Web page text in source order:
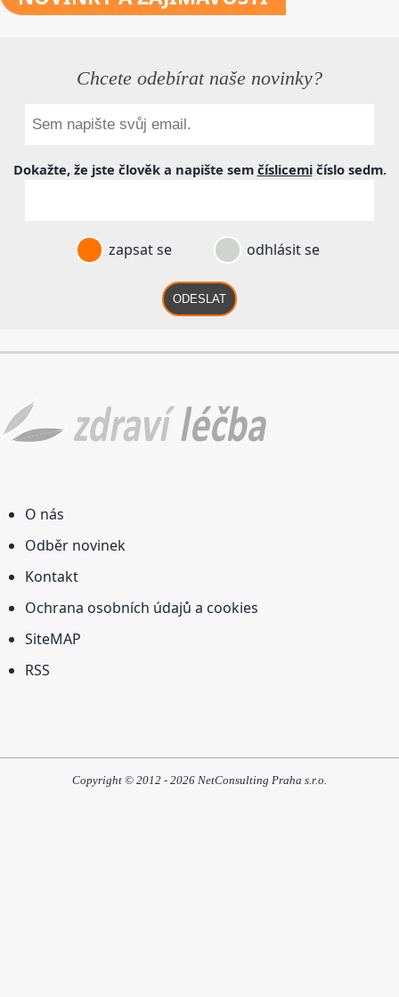
Chcete odebírat naše novinky?
Dokažte, že jste člověk a napište sem číslicemičíslo sedm.
zapsat se odhlásit se
ODESLAT
O nás
Odběr novinek
Kontakt
Ochrana osobních údajů a cookies
SiteMAP
RSS
Copyright © 2012 - 2026 NetConsulting Praha s.r.o.